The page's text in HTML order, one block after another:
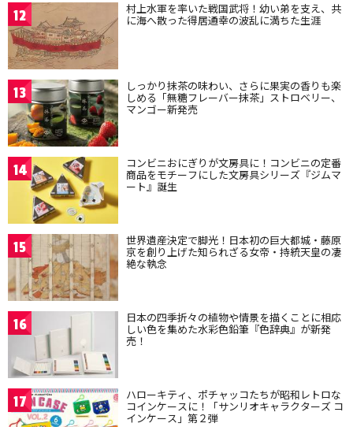
12 村上水軍を率いた戦国武将！幼い弟を支え、共
に海へ散った得居通幸の波乱に満ちた生涯
13 しっかり抹茶の味わい、さらに果実の香りも楽
しめる「無糖フレーバー抹茶」ストロベリー、
マンゴー新発売
14 コンビニおにぎりが文房具に！コンビニの定番
商品をモチーフにした文房具シリーズ『ジムマ
ート』誕生
15 世界遺産決定で脚光！日本初の巨大都城・藤原
京を創り上げた知られざる女帝・持統天皇の凄
絶な執念
16 日本の四季折々の植物や情景を描くことに相応
しい色を集めた水彩色鉛筆『色辞典』が新発
売！
17 ハローキティ、ポチャッコたちが昭和レトロな
コインケースに！「サンリオキャラクターズ コ
インケース」第２弾